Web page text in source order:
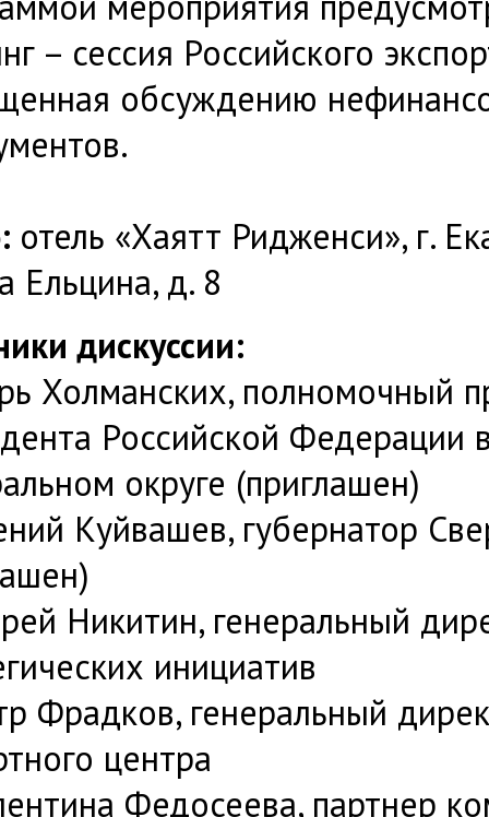
– сессия Российского
обсуждению
отель «Хаятт Ридженси», г.
Ельцина, д. 8
дискуссии:
Холманских, полномочный
Российской Федерации
округе (приглашен)
Куйвашев, губернатор
Никитин, генеральный
инициатив
Фрадков, генеральный
центра
Федосеева, партнер